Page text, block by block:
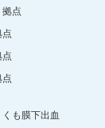
点
も膜下出血